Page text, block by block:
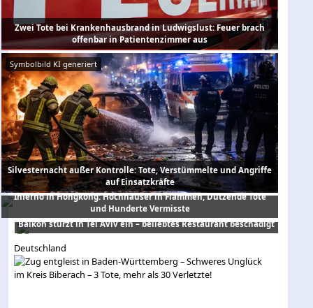
Zwei Tote bei Krankenhausbrand in Ludwigslust: Feuer brach
offenbar in Patientenzimmer aus
Symbolbild KI generiert
Silvesternacht außer Kontrolle: Tote, Verstümmelte und Angriffe
auf Einsatzkräfte
Inferno in Hongkong: Hochhäuser in Flammen, Dutzende Tote
und Hunderte Vermisste
Balkon stürzt in Tel Aviv ein – beliebtes Restaurant beschädigt
Deutschland